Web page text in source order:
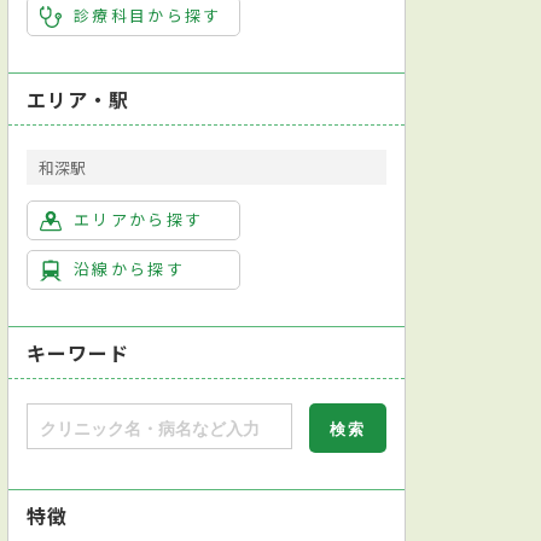
診療科目から探す
エリア・駅
和深駅
エリアから探す
沿線から探す
キーワード
特徴